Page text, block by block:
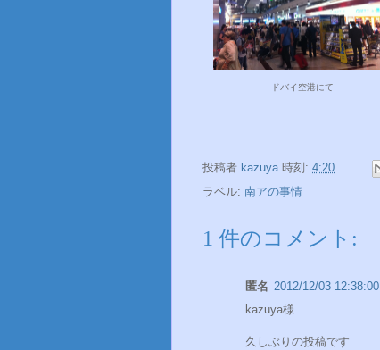
ドバイ空港にて
投稿者 kazuya 時刻: 4:20
ラベル: 南アの事情
1 件のコメント:
匿名 2012/12/03 12:38:00
kazuya様
久しぶりの投稿です